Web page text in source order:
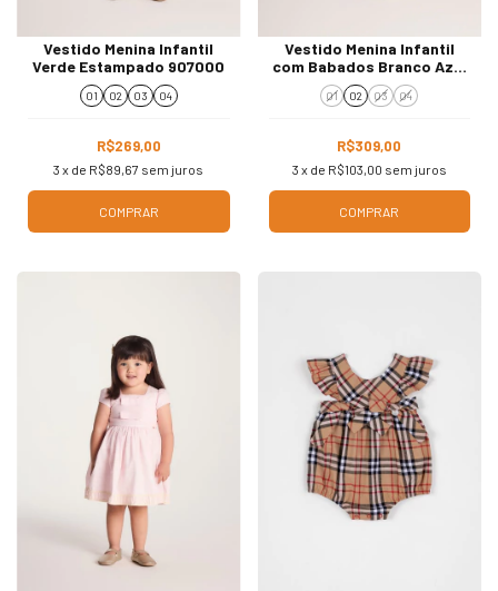
Vestido Menina Infantil
Verde Estampado 907000
01 02 03 04
R$269,00
3 x de R$89,67 sem juros
COMPRAR
Vestido Menina Infantil
com Babados Branco Azul
907001
01 02 03 04
R$309,00
3 x de R$103,00 sem juros
COMPRAR